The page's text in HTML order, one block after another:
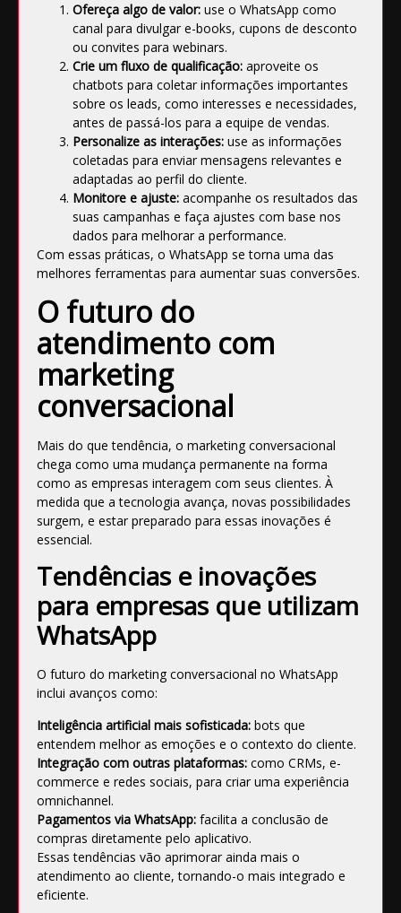
Ofereça algo de valor: use o WhatsApp como
canal para divulgar e-books, cupons de desconto
ou convites para webinars.
Crie um fluxo de qualificação: aproveite os
chatbots para coletar informações importantes
sobre os leads, como interesses e necessidades,
antes de passá-los para a equipe de vendas.
Personalize as interações: use as informações
coletadas para enviar mensagens relevantes e
adaptadas ao perfil do cliente.
Monitore e ajuste: acompanhe os resultados das
suas campanhas e faça ajustes com base nos
dados para melhorar a performance.
Com essas práticas, o WhatsApp se torna uma das
melhores ferramentas para aumentar suas conversões.
O futuro do
atendimento com
marketing
conversacional
Mais do que tendência, o marketing conversacional
chega como uma mudança permanente na forma
como as empresas interagem com seus clientes. À
medida que a tecnologia avança, novas possibilidades
surgem, e estar preparado para essas inovações é
essencial.
Tendências e inovações
para empresas que utilizam
WhatsApp
O futuro do marketing conversacional no WhatsApp
inclui avanços como:
Inteligência artificial mais sofisticada: bots que
entendem melhor as emoções e o contexto do cliente.
Integração com outras plataformas: como CRMs, e-
commerce e redes sociais, para criar uma experiência
omnichannel.
Pagamentos via WhatsApp: facilita a conclusão de
compras diretamente pelo aplicativo.
Essas tendências vão aprimorar ainda mais o
atendimento ao cliente, tornando-o mais integrado e
eficiente.